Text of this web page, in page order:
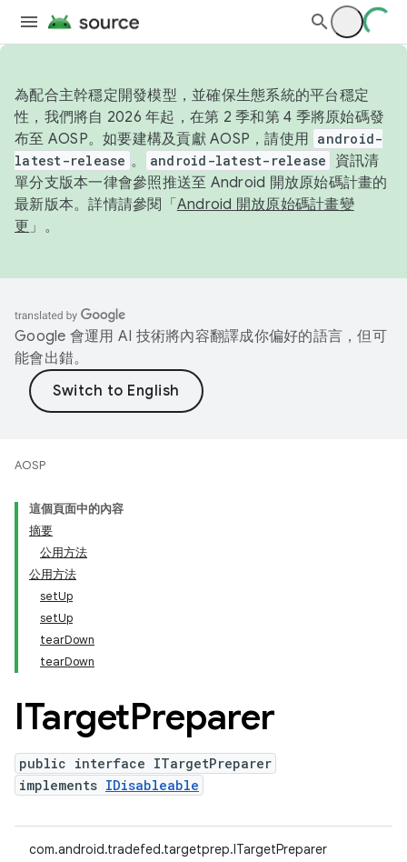
為配合主幹穩定開發模型，並確保生態系統的平台穩定
性，我們將自 2026 年起，在第 2 季和第 4 季將原始碼發
布至 AOSP。如要建構及貢獻 AOSP，請使用 android-
latest-release 。 android-latest-release
資訊清
單分支版本一律會參照推送至 Android 開放原始碼計畫的
最新版本。詳情請參閱「 Android 開放原始碼計畫變
更 」。
Google 會運用 AI 技術將內容翻譯成你偏好的語言，但可
能會出錯。
AOSP
這個頁面中的內容
摘要
公用方法
公用方法
setUp
setUp
tearDown
tearDown
ITargetPreparer
public interface ITargetPreparer
implements IDisableable
com.android.tradefed.targetprep.ITargetPreparer